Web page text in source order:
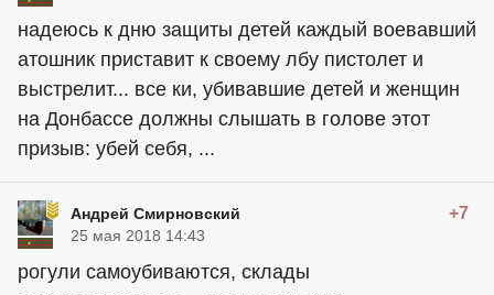
надеюсь к дню защиты детей каждый воевавший
атошник приставит к своему лбу пистолет и
выстрелит... все ки, убивавшие детей и женщин
на Донбассе должны слышать в голове этот
призыв: убей себя, ...
Андрей Смирновский +7
25 мая 2018 14:43
рогули самоубиваются, склады